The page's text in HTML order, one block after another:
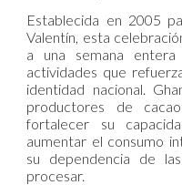
Establecida en 2005
Valentín, esta
a una semana
actividades que
identidad nacional.
productores de
fortalecer su
aumentar el consumo
su dependencia de
procesar.